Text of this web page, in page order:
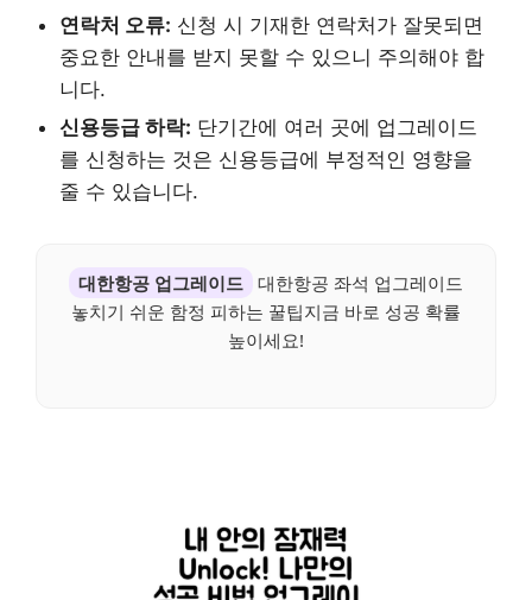
연락처 오류: 신청 시 기재한 연락처가 잘못되면
중요한 안내를 받지 못할 수 있으니 주의해야 합
니다.
신용등급 하락: 단기간에 여러 곳에 업그레이드
를 신청하는 것은 신용등급에 부정적인 영향을
줄 수 있습니다.
대한항공 업그레이드 대한항공 좌석 업그레이드
놓치기 쉬운 함정 피하는 꿀팁지금 바로 성공 확률
높이세요!